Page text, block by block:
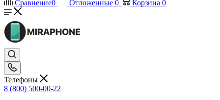
Сравнение0 Отложенные 0 Корзина 0
Телефоны
8 (800) 500-00-22